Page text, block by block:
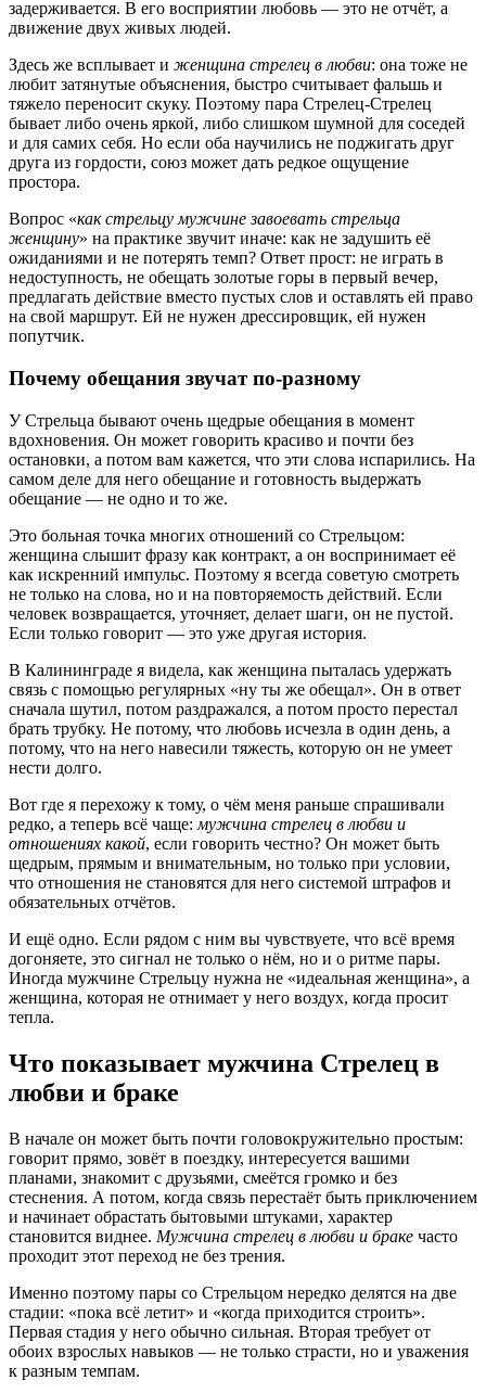
задерживается. В его восприятии любовь — это не отчёт, а
движение двух живых людей.
Здесь же всплывает и женщина стрелец в любви: она тоже не
любит затянутые объяснения, быстро считывает фальшь и
тяжело переносит скуку. Поэтому пара Стрелец-Стрелец
бывает либо очень яркой, либо слишком шумной для соседей
и для самих себя. Но если оба научились не поджигать друг
друга из гордости, союз может дать редкое ощущение
простора.
Вопрос «как стрельцу мужчине завоевать стрельца
женщину» на практике звучит иначе: как не задушить её
ожиданиями и не потерять темп? Ответ прост: не играть в
недоступность, не обещать золотые горы в первый вечер,
предлагать действие вместо пустых слов и оставлять ей право
на свой маршрут. Ей не нужен дрессировщик, ей нужен
попутчик.
Почему обещания звучат по-разному
У Стрельца бывают очень щедрые обещания в момент
вдохновения. Он может говорить красиво и почти без
остановки, а потом вам кажется, что эти слова испарились. На
самом деле для него обещание и готовность выдержать
обещание — не одно и то же.
Это больная точка многих отношений со Стрельцом:
женщина слышит фразу как контракт, а он воспринимает её
как искренний импульс. Поэтому я всегда советую смотреть
не только на слова, но и на повторяемость действий. Если
человек возвращается, уточняет, делает шаги, он не пустой.
Если только говорит — это уже другая история.
В Калининграде я видела, как женщина пыталась удержать
связь с помощью регулярных «ну ты же обещал». Он в ответ
сначала шутил, потом раздражался, а потом просто перестал
брать трубку. Не потому, что любовь исчезла в один день, а
потому, что на него навесили тяжесть, которую он не умеет
нести долго.
Вот где я перехожу к тому, о чём меня раньше спрашивали
редко, а теперь всё чаще: мужчина стрелец в любви и
отношениях какой, если говорить честно? Он может быть
щедрым, прямым и внимательным, но только при условии,
что отношения не становятся для него системой штрафов и
обязательных отчётов.
И ещё одно. Если рядом с ним вы чувствуете, что всё время
догоняете, это сигнал не только о нём, но и о ритме пары.
Иногда мужчине Стрельцу нужна не «идеальная женщина», а
женщина, которая не отнимает у него воздух, когда просит
тепла.
Что показывает мужчина Стрелец в
любви и браке
В начале он может быть почти головокружительно простым:
говорит прямо, зовёт в поездку, интересуется вашими
планами, знакомит с друзьями, смеётся громко и без
стеснения. А потом, когда связь перестаёт быть приключением
и начинает обрастать бытовыми штуками, характер
становится виднее. Мужчина стрелец в любви и браке часто
проходит этот переход не без трения.
Именно поэтому пары со Стрельцом нередко делятся на две
стадии: «пока всё летит» и «когда приходится строить».
Первая стадия у него обычно сильная. Вторая требует от
обоих взрослых навыков — не только страсти, но и уважения
к разным темпам.